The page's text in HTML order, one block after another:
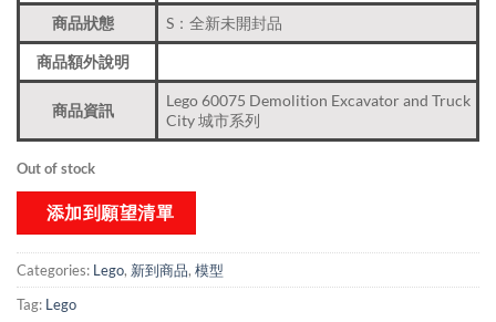
商品狀態 S：全新未開封品
商品額外說明
商品資訊
Lego 60075 Demolition Excavator and Truck
City 城市系列
Out of stock
添加到願望清單
Categories: Lego, 新到商品​, 模型
Tag: Lego